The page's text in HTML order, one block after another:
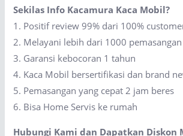
Sekilas Info Kacamura Kaca Mobil?
1. Positif review 99% dari 100%
2. Melayani lebih dari 1000
3. Garansi kebocoran 1 tahun
4. Kaca Mobil bersertifikasi dan brand
5. Pemasangan yang cepat 2 jam beres
6. Bisa Home Servis ke rumah
Hubungi Kami dan Dapatkan Diskon